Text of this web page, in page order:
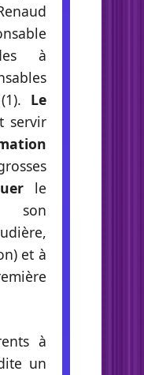
à
Le
servir
le
et à
à
un